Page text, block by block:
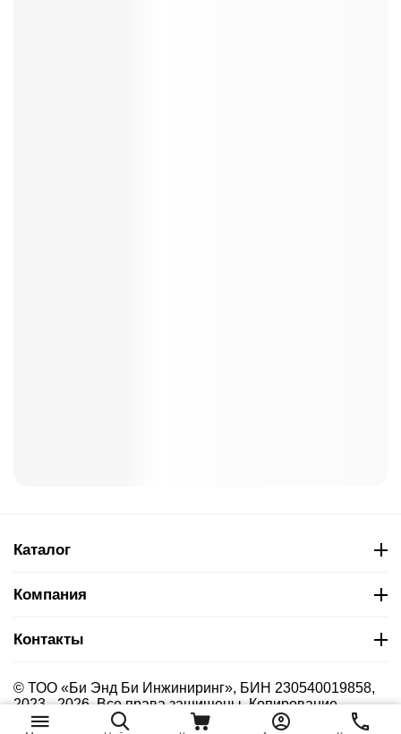
Каталог
Компания
Контакты
© ТОО «Би Энд Би Инжиниринг», БИН 230540019858,
2023 - 2026. Все права защищены. Копирование
материалов сайта без указания страницы-источника